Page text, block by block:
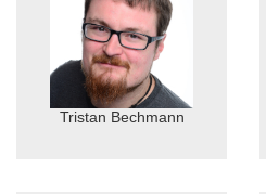
Tristan Bechmann